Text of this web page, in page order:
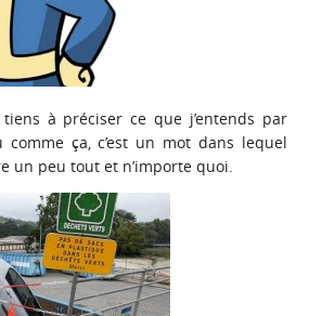
à préciser ce que j’entends par
comme ça, c’est un mot dans lequel
un peu tout et n’importe quoi.